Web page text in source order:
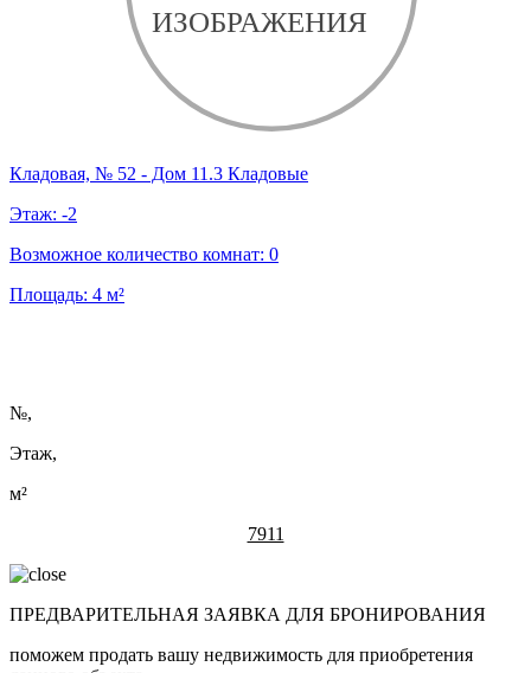
Кладовая, № 52 - Дом 11.3 Кладовые
Этаж: -2
Возможное количество комнат: 0
Площадь: 4 м²
№,
Этаж,
м²
7911
ПРЕДВАРИТЕЛЬНАЯ ЗАЯВКА ДЛЯ БРОНИРОВАНИЯ
поможем продать вашу недвижимость для приобретения